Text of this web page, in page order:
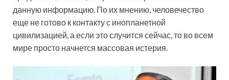
данную информацию. По их мнению, человечество
еще не готово к контакту с инопланетной
цивилизацией, а если это случится сейчас, то во всем
мире просто начнется массовая истерия.